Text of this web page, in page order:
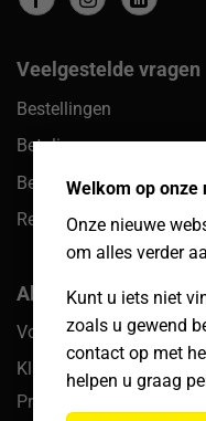
Welkom op onze
Onze nieuwe
om alles verder
Kunt u iets niet
zoals u gewend
contact op met
helpen u graag
Veelgestelde vragen
Bestellingen
Betalingen
Bezorgen & afhalen
Retouren
Algemeen
Voorwaarden
Klachten
Privacy